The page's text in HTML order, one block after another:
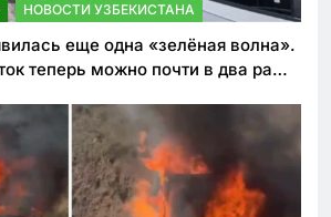
НОВОСТИ УЗБЕКИСТАНА
еще одна «зелёная волна».
теперь можно почти в два раза